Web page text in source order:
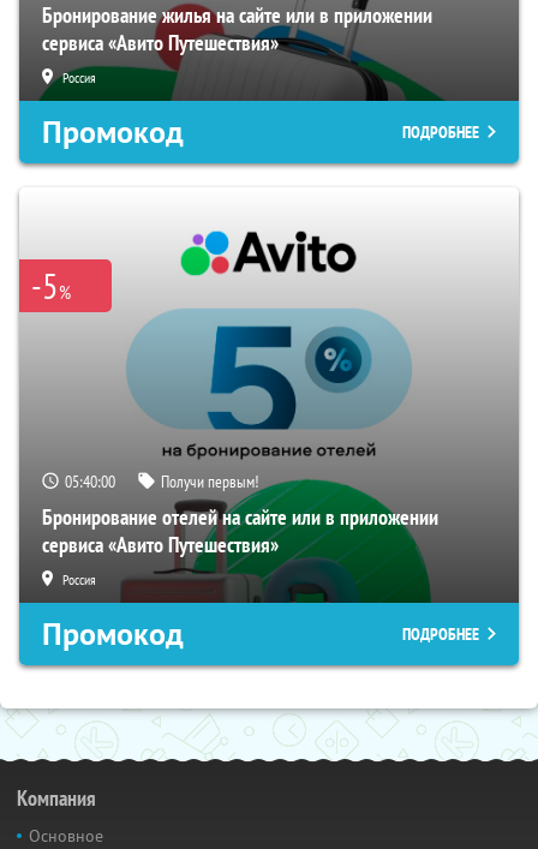
Бронирование жилья на сайте или в приложении
сервиса «Авито Путешествия»
Россия
Промокод ПОДРОБНЕЕ
-5%
05:40:00 Получи первым!
Бронирование отелей на сайте или в приложении
сервиса «Авито Путешествия»
Россия
Промокод ПОДРОБНЕЕ
Компания
Основное